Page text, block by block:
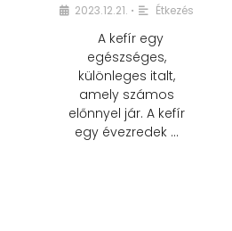
2023.12.21. • Étkezés
A kefír egy
egészséges,
különleges italt,
amely számos
előnnyel jár. A kefír
egy évezredek …